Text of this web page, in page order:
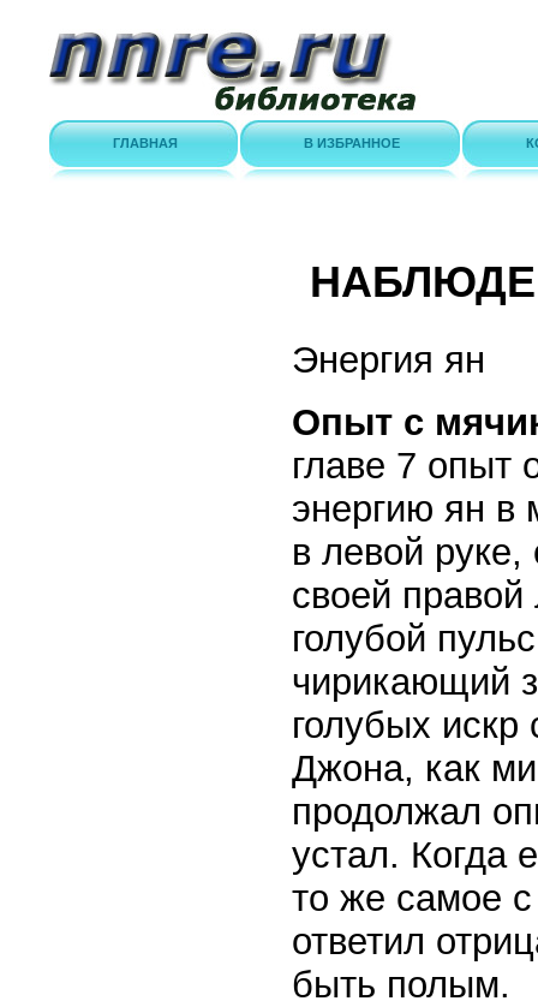
ГЛАВНАЯ В ИЗБРАННОЕ
Энергия ян
Опыт с
главе 7 опыт
энергию ян в
в левой
своей
голубой
чирикающий
голубых искр
Джона, как
продолжал
устал. Когда
то же самое
ответил
быть полым.